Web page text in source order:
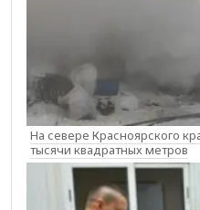
На севере Красноярского
тысячи квадратных метров